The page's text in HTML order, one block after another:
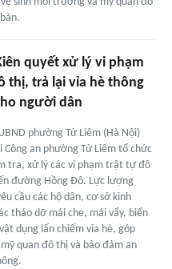
quyết xử lý vi phạm
thị, trả lại vỉa hè thông
người dân
phường Từ Liêm (Hà Nội)
Công an phường Từ Liêm tổ chức
tra, xử lý các vi phạm trật tự đô
đường Hồng Đô. Lực lượng
cầu các hộ dân, cơ sở kinh
tháo dỡ mái che, mái vẩy, biển
dụng lấn chiếm vỉa hè, góp
quan đô thị và bảo đảm an